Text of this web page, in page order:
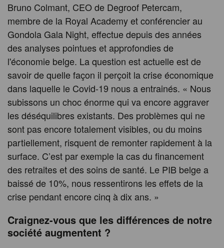
Bruno Colmant, CEO de Degroof Petercam,
membre de la Royal Academy et conférencier au
Gondola Gala Night, effectue depuis des années
des analyses pointues et approfondies de
l'économie belge. La question est actuelle est de
savoir de quelle façon il perçoit la crise économique
dans laquelle le Covid-19 nous a entrainés. « Nous
subissons un choc énorme qui va encore aggraver
les déséquilibres existants. Des problèmes qui ne
sont pas encore totalement visibles, ou du moins
partiellement, risquent de remonter rapidement à la
surface. C’est par exemple la cas du financement
des retraites et des soins de santé. Le PIB belge a
baissé de 10%, nous ressentirons les effets de la
crise pendant encore cinq à dix ans. »
Craignez-vous que les différences de notre
société augmentent ?